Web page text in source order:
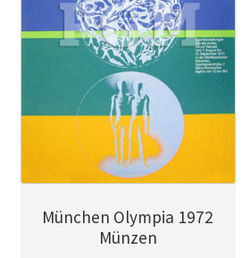
München Olympia 1972
Münzen